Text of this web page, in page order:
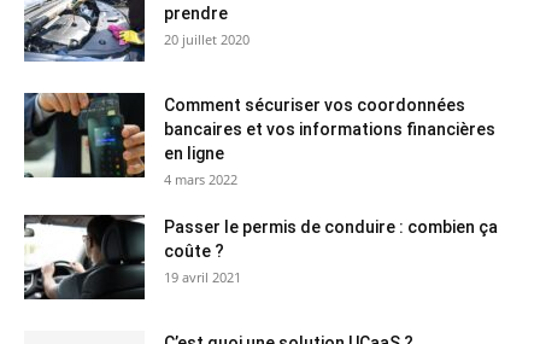
prendre
20 juillet 2020
Comment sécuriser vos coordonnées
bancaires et vos informations financières
en ligne
4 mars 2022
Passer le permis de conduire : combien ça
coûte ?
19 avril 2021